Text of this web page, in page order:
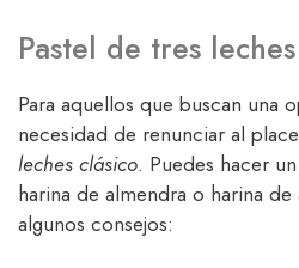
Pastel de tres
Para aquellos que buscan una
necesidad de renunciar al
leches clásico. Puedes hacer
harina de almendra o harina
algunos consejos: